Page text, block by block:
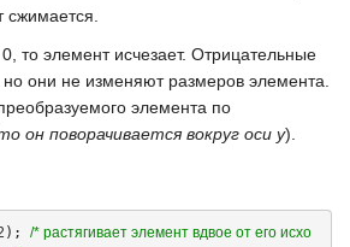
сжимается.
0 , то элемент исчезает. Отрицательные
они не изменяют размеров элемента.
элемента по
он поворачивается вокруг оси y).
); /* растягивает элемент вдвое от его исхо